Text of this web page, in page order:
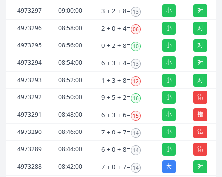
4973297 09:00:00 3 + 2 + 8= 13 小 对
4973296 08:58:00 2 + 0 + 4= 06 小 对
4973295 08:56:00 0 + 2 + 8= 10 小 对
4973294 08:54:00 6 + 3 + 4= 13 小 对
4973293 08:52:00 1 + 3 + 8= 12 小 对
4973292 08:50:00 9 + 5 + 2= 16 小 错
4973291 08:48:00 6 + 3 + 6= 15 小 错
4973290 08:46:00 7 + 0 + 7= 14 小 错
4973289 08:44:00 6 + 0 + 8= 14 小 错
4973288 08:42:00 7 + 0 + 7= 14 大 对